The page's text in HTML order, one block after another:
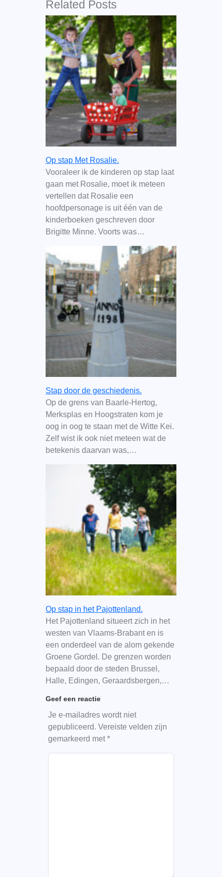
Related Posts
Op stap Met Rosalie.
Vooraleer ik de kinderen op stap laat
gaan met Rosalie, moet ik meteen
vertellen dat Rosalie een
hoofdpersonage is uit één van de
kinderboeken geschreven door
Brigitte Minne. Voorts was…
Stap door de geschiedenis.
Op de grens van Baarle-Hertog,
Merksplas en Hoogstraten kom je
oog in oog te staan met de Witte Kei.
Zelf wist ik ook niet meteen wat de
betekenis daarvan was,…
Op stap in het Pajottenland.
Het Pajottenland situeert zich in het
westen van Vlaams-Brabant en is
een onderdeel van de alom gekende
Groene Gordel. De grenzen worden
bepaald door de steden Brussel,
Halle, Edingen, Geraardsbergen,…
Geef een reactie
Je e-mailadres wordt niet
gepubliceerd. Vereiste velden zijn
gemarkeerd met*